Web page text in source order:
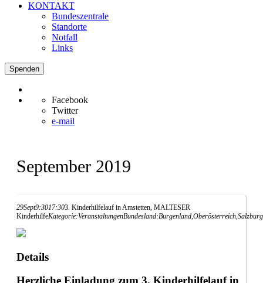
KONTAKT
Bundeszentrale
Standorte
Notfall
Links
Spenden
Facebook
Twitter
e-mail
September 2019
29Sept9:3017:303. Kinderhilfelauf in Amstetten, MALTESER
KinderhilfeKategorie:VeranstaltungenBundesland:Burgenland,Oberösterreich,
Details